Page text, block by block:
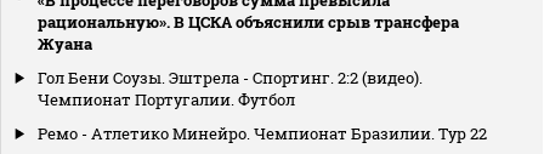
рациональную». В ЦСКА объяснили срыв трансфера
Жуана
Гол Бени Соузы. Эштрела - Спортинг. 2:2 (видео).
Чемпионат Португалии. Футбол
Ремо - Атлетико Минейро. Чемпионат Бразилии. Тур 22